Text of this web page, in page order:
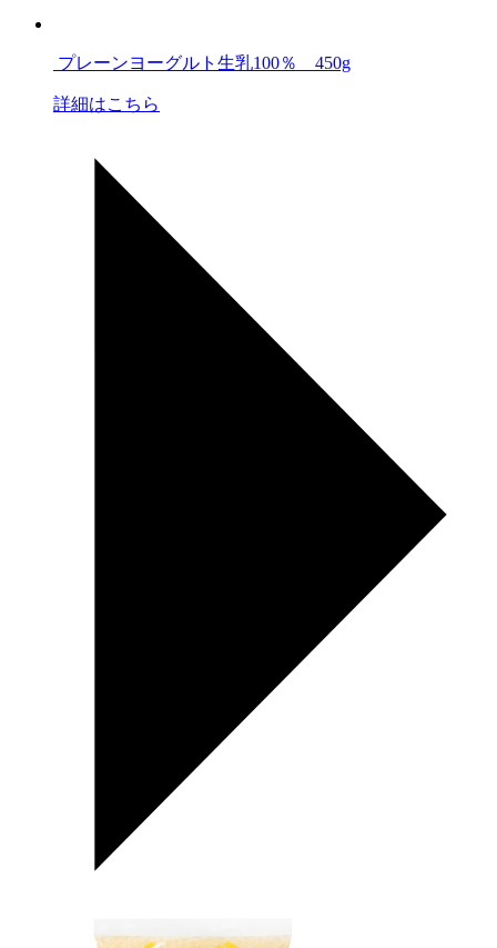
プレーンヨーグルト生乳100％ 450g
詳細はこちら